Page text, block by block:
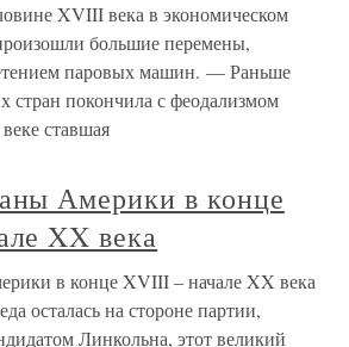
XVIII века в экономическом
большие перемены,
паровых машин. — Раньше
стран покончила с феодализмом
ставшая
Америки в конце
XX века
в конце XVIII – начале XX века
осталась на стороне партии,
Линкольна, этот великий